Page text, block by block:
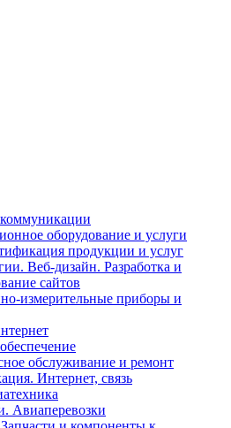
оборудование и услуги
продукции и услуг
Веб-дизайн. Разработка и
сайтов
измерительные приборы и
обслуживание и ремонт
Интернет, связь
Авиаперевозки